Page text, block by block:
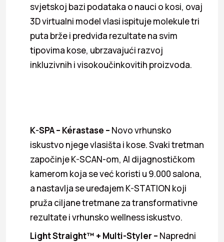
svjetskoj bazi podataka o nauci o kosi, ovaj
3D virtualni model vlasi ispituje molekule tri
puta brže i predviđa rezultate na svim
tipovima kose, ubrzavajući razvoj
inkluzivnih i visokoučinkovitih proizvoda.
K-SPA – Kérastase – Novo vrhunsko
iskustvo njege vlasišta i kose. Svaki tretman
započinje K-SCAN-om, AI dijagnostičkom
kamerom koja se već koristi u 9.000 salona,
a nastavlja se uređajem K-STATION koji
pruža ciljane tretmane za transformativne
rezultate i vrhunsko wellness iskustvo.
Light Straight™ + Multi-Styler – Napredni